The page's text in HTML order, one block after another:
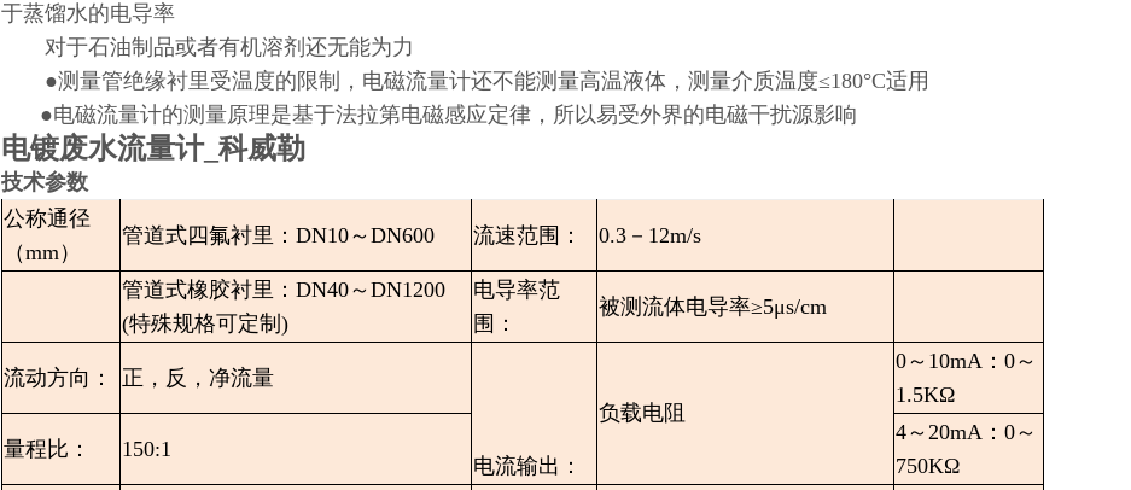
于蒸馏水的电导率
对于石油制品或者有机溶剂还无能为力
●测量管绝缘衬里受温度的限制，电磁流量计还不能测量高温液体，测量介质温度≤180°C适用
●电磁流量计的测量原理是基于法拉第电磁感应定律，所以易受外界的电磁干扰源影响
电镀废水流量计_科威勒
技术参数
公称通径
（mm）
管道式四氟衬里：DN10～DN600 流速范围： 0.3－12m/s
管道式橡胶衬里：DN40～DN1200
(特殊规格可定制)
电导率范
围：
被测流体电导率≥5μs/cm
流动方向： 正，反，净流量
电流输出：
负载电阻
0～10mA：0～
1.5KΩ
量程比： 150:1
4～20mA：0～
750KΩ